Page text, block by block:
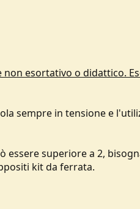
esortativo o didattico.
sempre in tensione e
superiore a 2,
kit da ferrata.